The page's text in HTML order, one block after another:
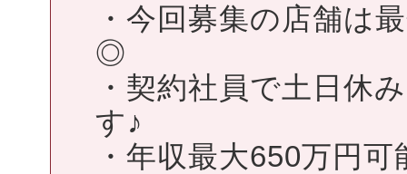
・今回募集の店舗は
◎
・契約社員で土日休
す♪
・年収最大650万円